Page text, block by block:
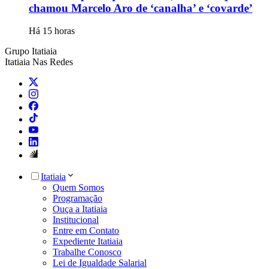
chamou Marcelo Aro de ‘canalha’ e ‘covarde’
Há 15 horas
Grupo Itatiaia
Itatiaia Nas Redes
Itatiaia
Quem Somos
Programação
Ouça a Itatiaia
Institucional
Entre em Contato
Expediente Itatiaia
Trabalhe Conosco
Lei de Igualdade Salarial